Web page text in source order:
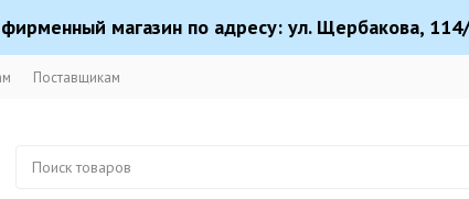
магазин по адресу: ул. Щербакова,
Поставщикам